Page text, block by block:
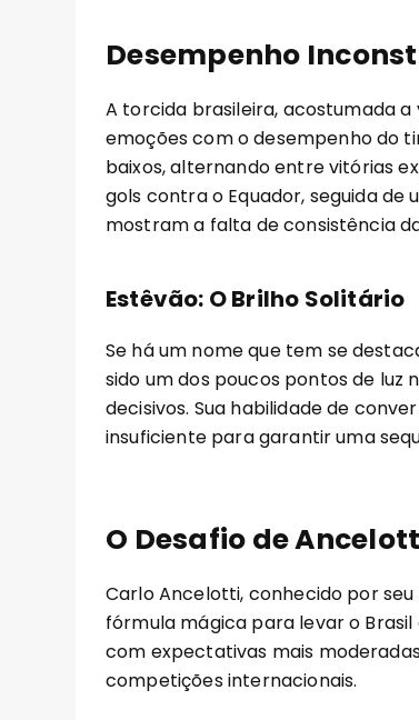
Desempenho
A torcida brasileira, acostumada
emoções com o desempenho do
baixos, alternando entre vitórias
gols contra o Equador, seguida
mostram a falta de consistência
Estêvão: O Brilho Solitário
Se há um nome que tem se
sido um dos poucos pontos de
decisivos. Sua habilidade de
insuficiente para garantir uma
O Desafio de
Carlo Ancelotti, conhecido por
fórmula mágica para levar o
com expectativas mais
competições internacionais.